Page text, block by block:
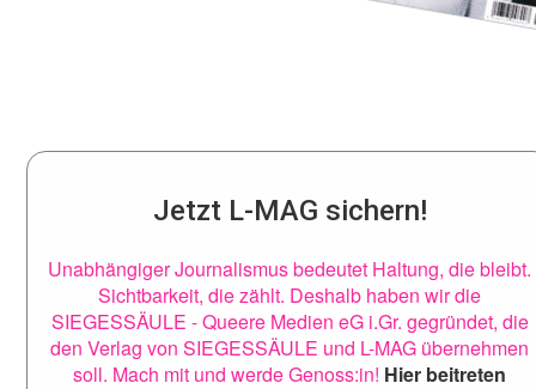
Jetzt L-MAG sichern!
Unabhängiger Journalismus bedeutet Haltung, die bleibt.
Sichtbarkeit, die zählt. Deshalb haben wir die
SIEGESSÄULE - Queere Medien eG i.Gr. gegründet, die
den Verlag von SIEGESSÄULE und L-MAG übernehmen
soll. Mach mit und werde Genoss:in! Hier beitreten